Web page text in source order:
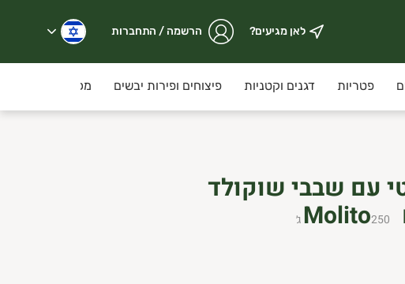
לאן מגיעים? הרשמה / התחברות
פטריות דגנים וקטניות פיצוחים ופירות יבשים מכולת
עם שבבי שוקולד
250 ג׳